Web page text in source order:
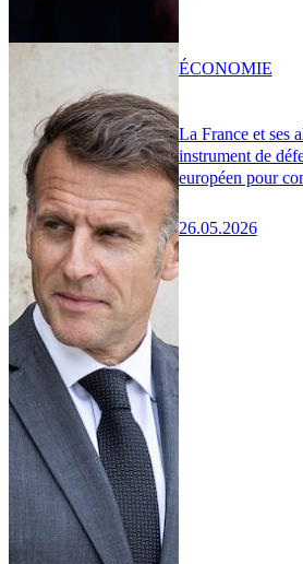
La France et ses
instrument de
européen pour
26.05.2026
ÉCONOMIE